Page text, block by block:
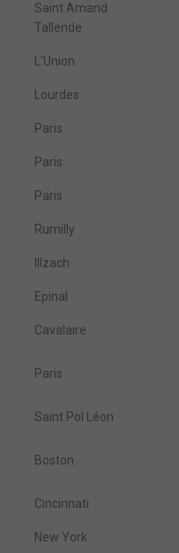
Saint Amand
Tallende
L'Union
Lourdes
Paris
Paris
Paris
Rumilly
Illzach
Epinal
Cavalaire
Paris
Saint Pol Léon
Boston
Cincinnati
New York